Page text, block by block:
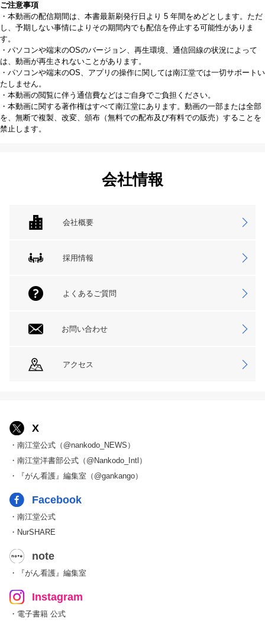
ご注意事項
・本動画の配信期間は、本書最新刷発行日より 5 年間をめどとします。ただ
し、予期しない事情によりその期間内でも配信を停止する可能性がありま
す。
・パソコンや端末のOSのバージョン、再生環境、通信回線の状況によって
は、動画が再生されないことがあります。
・パソコンや端末のOS、アプリの操作に関しては南江堂では一切サポートい
たしません。
・本動画の閲覧に伴う通信費などはご自身でご負担ください。
・本動画に関する著作権はすべて南江堂にあります。動画の一部または全部
を、無断で複製、改変、頒布（無料での配布及び有料での販売）することを
禁止します。
会社情報
会社概要
採用情報
よくあるご質問
お問い合わせ
アクセス
X
・南江堂公式（@nankodo_NEWS）
・南江堂洋書部公式（@Nankodo_Intl）
・『がん看護』編集室（@gankango）
Facebook
・南江堂公式
・NurSHARE
note
・『がん看護』編集室
Instagram
・電子書籍 公式